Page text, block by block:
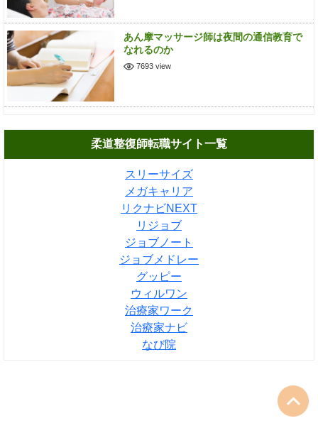
あん摩マッサージ師は夜間の通信教育で
なれるのか
7693 view
柔道整復師転職サイト一覧
スリーサイズ
メガキャリア
リクナビNEXT
リジョブ
ジョブノート
ジョブメドレー
グッピー
ウィルワン
治療家ワーク
治療家ナビ
なび院